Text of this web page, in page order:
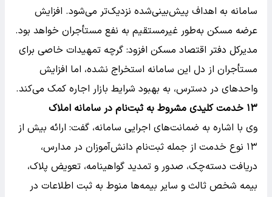
سامانه به اهداف پیش‌بینی‌شده نزدیک‌تر می‌شود. افزایش
عرضه مسکن به‌طور غیرمستقیم به نفع مستأجران خواهد بود.
مدیرکل دفتر اقتصاد مسکن افزود: گرچه تمهیدات خاصی برای
مستأجران از دل این سامانه استخراج نشده، اما افزایش
واحدهای در دسترس، به بهبود شرایط بازار اجاره کمک می‌کند.
۱۳ خدمت کلیدی مشروط به ثبت‌نام در سامانه املاک
وی با اشاره به ضمانت‌های اجرایی سامانه، گفت: ارائه بیش از
۱۳ نوع خدمت از جمله ثبت‌نام دانش‌آموزان در مدارس،
دریافت دسته‌چک، صدور و تمدید گواهینامه، تعویض پلاک،
بیمه شخص ثالث و سایر بیمه‌ها منوط به ثبت اطلاعات در